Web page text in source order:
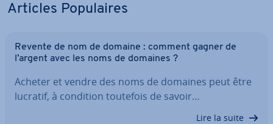
Articles Po­pu­laires
Revente de nom de domaine : comment gagner de
l’argent avec les noms de domaines ?
Acheter et vendre des noms de domaines peut être
lucratif, à condition toutefois de savoir…
Lire la suite